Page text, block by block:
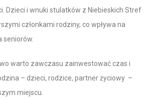
Dzieci i wnuki stulatków z Niebieskich Stref
członkami rodziny, co wpływa na
seniorów.
warto zawczasu zainwestować czas i
– dzieci, rodzice, partner życiowy –
miejscu.